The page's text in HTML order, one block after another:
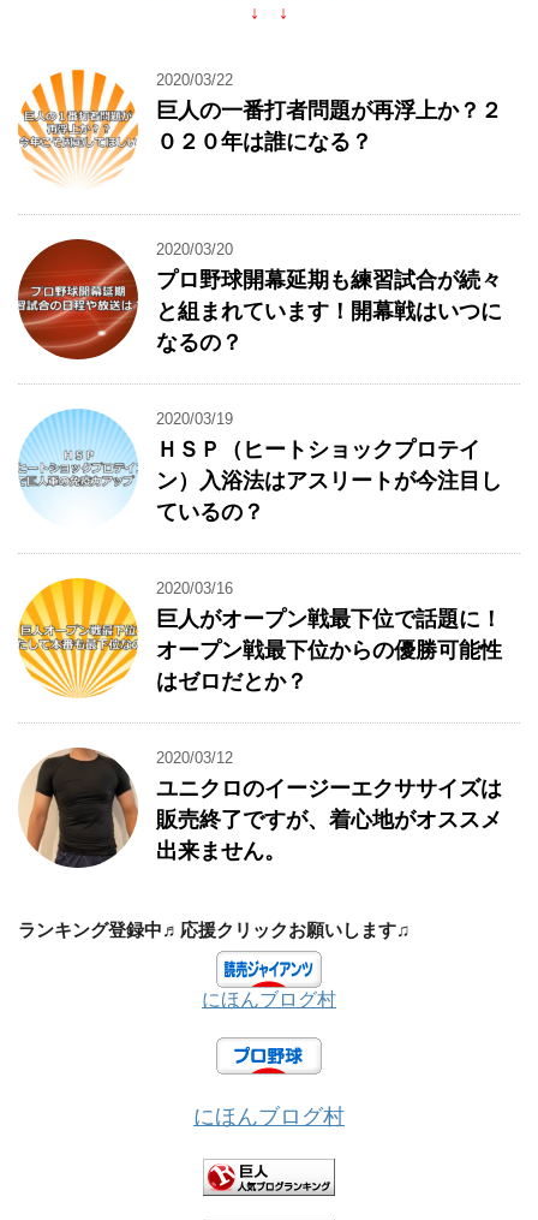
↓ ↓
2020/03/22
巨人の一番打者問題が再浮上か？２
０２０年は誰になる？
2020/03/20
プロ野球開幕延期も練習試合が続々
と組まれています！開幕戦はいつに
なるの？
2020/03/19
ＨＳＰ（ヒートショックプロテイ
ン）入浴法はアスリートが今注目し
ているの？
2020/03/16
巨人がオープン戦最下位で話題に！
オープン戦最下位からの優勝可能性
はゼロだとか？
2020/03/12
ユニクロのイージーエクササイズは
販売終了ですが、着心地がオススメ
出来ません。
ランキング登録中♬応援クリックお願いします♫
にほんブログ村
にほんブログ村